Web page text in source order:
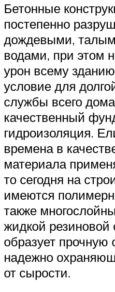
Бетонные
постепенно
дождевыми,
водами, при этом
урон всему
условие для
службы всего
качественный
гидроизоляция.
времена в
материала
то сегодня на
имеются
также
жидкой резиновой
образует прочную
надежно
от сырости.